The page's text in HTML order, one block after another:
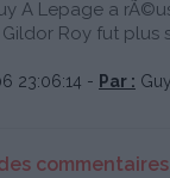
A Lepage a
Roy fut plus
23:06:14 - Par : Guy
commentaires